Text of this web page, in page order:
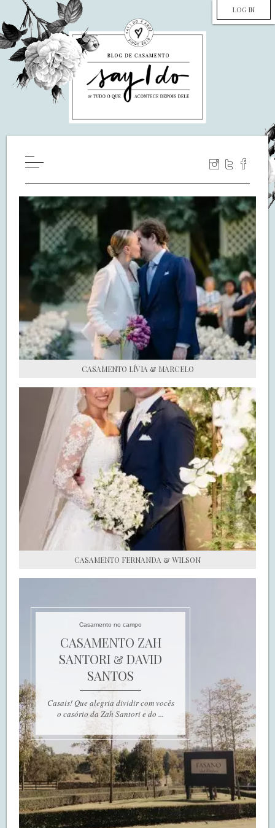
LOG IN
WILL YOU MARRY ME?
LUA DE MEL
COZINHA
DECORAÇÃO
DE NOIVA PRA NOIVA
S.O.S CASADAS
FALE COM O SAY I DO
CASAMENTO LÍVIA & MARCELO
CASAMENTO FERNANDA & WILSON
Casamento no campo
CASAMENTO ZAH
SANTORI & DAVID
SANTOS
Casais! Que alegria dividir com vocês
o casório da Zah Santori e do ...